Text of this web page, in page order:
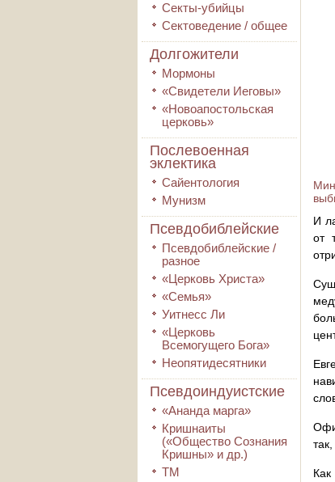
Секты-убийцы
Сектоведение / общее
Долгожители
Мормоны
«Свидетели Иеговы»
«Новоапостольская
церковь»
Послевоенная
эклектика
Сайентология
Мунизм
Псевдобиблейские
Псевдобиблейские /
разное
«Церковь Христа»
«Семья»
Уитнесс Ли
«Церковь
Всемогущего Бога»
Неопятидесятники
Псевдоиндуистские
«Ананда марга»
Кришнаиты
(«Общество Сознания
Кришны» и др.)
ТМ
И
от
Как